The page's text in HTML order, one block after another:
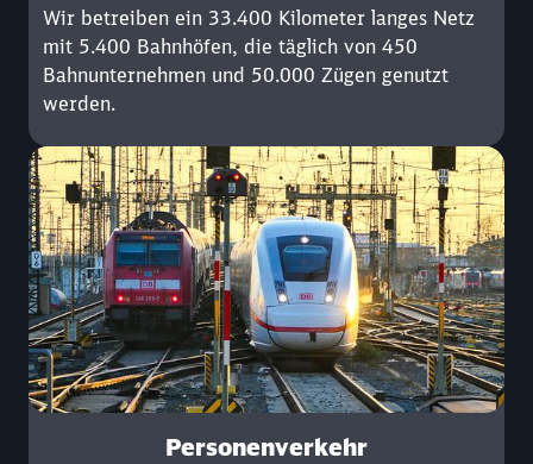
Wir betreiben ein 33.400 Kilometer langes Netz
mit 5.400 Bahnhöfen, die täglich von 450
Bahnunternehmen und 50.000 Zügen genutzt
werden.
Personenverkehr